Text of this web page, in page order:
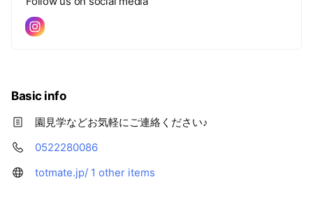
Basic info
園見学などお気軽にご連絡ください♪
0522280086
totmate.jp/ 1 other items